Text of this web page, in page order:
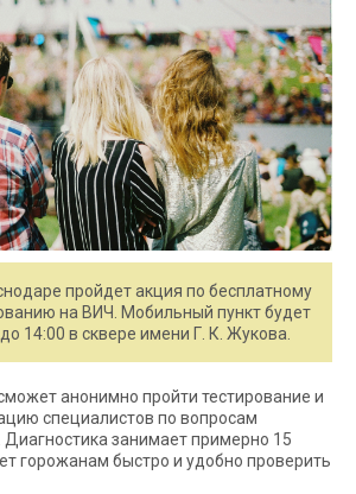
пройдет акция по бесплатному
на ВИЧ. Мобильный пункт будет
14:00 в сквере имени Г. К. Жукова.
анонимно пройти тестирование и
специалистов по вопросам
занимает примерно 15
горожанам быстро и удобно проверить